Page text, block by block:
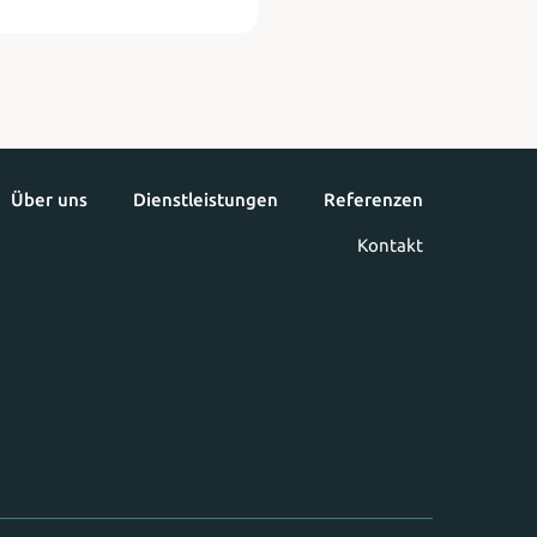
Über uns Dienstleistungen Referenzen
Kontakt